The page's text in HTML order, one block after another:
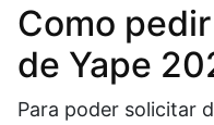
Como
de Yape
Para poder solicitar